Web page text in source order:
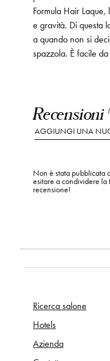
Recensioni
AGGIUNGI UNA
Non è stata pubblicata
esitare a condividere
recensione!
Formula Hair
e gravità. Di questa
a quando non si
spazzola. È facile
Ricerca salone
Hotels
Azienda